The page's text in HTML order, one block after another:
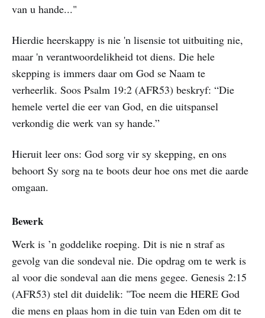
van u hande..."
Hierdie heerskappy is nie 'n lisensie tot uitbuiting nie,
maar 'n verantwoordelikheid tot diens. Die hele
skepping is immers daar om God se Naam te
verheerlik. Soos Psalm 19:2 (AFR53) beskryf: “Die
hemele vertel die eer van God, en die uitspansel
verkondig die werk van sy hande.”
Hieruit leer ons: God sorg vir sy skepping, en ons
behoort Sy sorg na te boots deur hoe ons met die aarde
omgaan.
Bewerk
Werk is ’n goddelike roeping. Dit is nie n straf as
gevolg van die sondeval nie. Die opdrag om te werk is
al voor die sondeval aan die mens gegee. Genesis 2:15
(AFR53) stel dit duidelik: "Toe neem die HERE God
die mens en plaas hom in die tuin van Eden om dit te